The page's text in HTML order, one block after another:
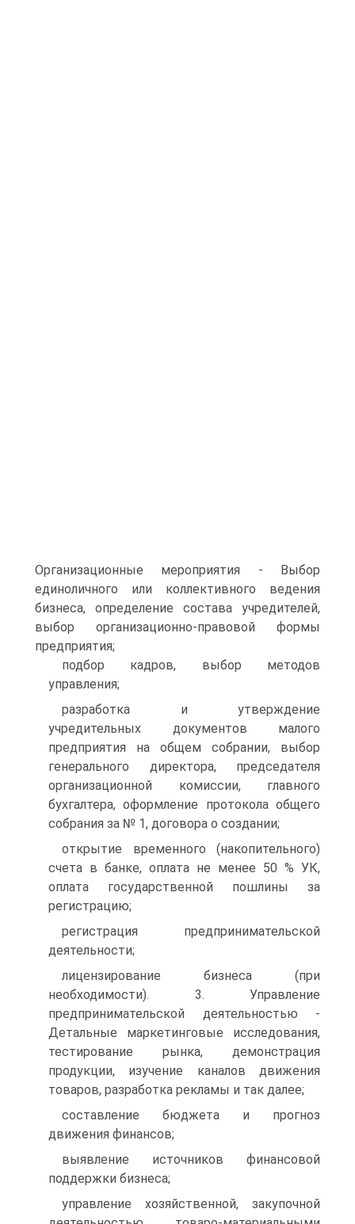
Организационные мероприятия - Выбор
единоличного или коллективного ведения
бизнеса, определение состава учредителей,
выбор организационно-правовой формы
предприятия;
подбор кадров, выбор методов
управления;
разработка и утверждение
учредительных документов малого
предприятия на общем собрании, выбор
генерального директора, председателя
организационной комиссии, главного
бухгалтера, оформление протокола общего
собрания за № 1, договора о создании;
открытие временного (накопительного)
счета в банке, оплата не менее 50 % УК,
оплата государственной пошлины за
регистрацию;
регистрация предпринимательской
деятельности;
лицензирование бизнеса (при
необходимости). 3. Управление
предпринимательской деятельностью -
Детальные маркетинговые исследования,
тестирование рынка, демонстрация
продукции, изучение каналов движения
товаров, разработка рекламы и так далее;
составление бюджета и прогноз
движения финансов;
выявление источников финансовой
поддержки бизнеса;
управление хозяйственной, закупочной